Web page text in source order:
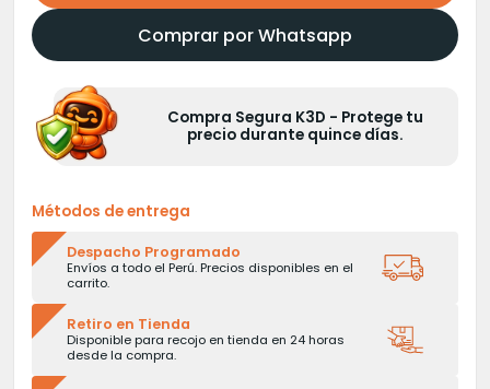
Comprar por Whatsapp
Compra Segura K3D - Protege tu
precio durante quince días.
Métodos de entrega
Despacho Programado
Envíos a todo el Perú. Precios disponibles en el
carrito.
Retiro en Tienda
Disponible para recojo en tienda en 24 horas
desde la compra.